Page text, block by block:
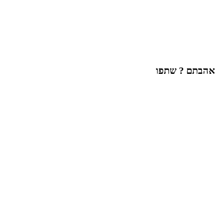
אהבתם ? שתפו